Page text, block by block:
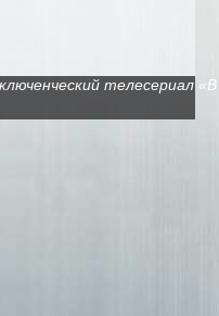
телесериал